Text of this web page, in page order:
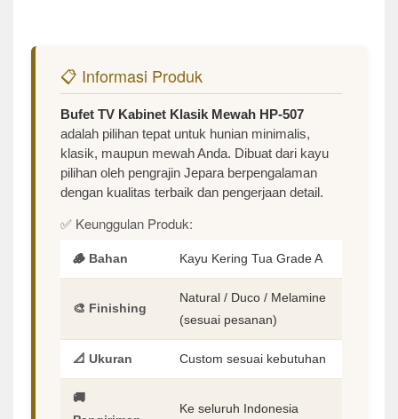
📋 Informasi Produk
Bufet TV Kabinet Klasik Mewah HP-507
adalah pilihan tepat untuk hunian minimalis,
klasik, maupun mewah Anda. Dibuat dari kayu
pilihan oleh pengrajin Jepara berpengalaman
dengan kualitas terbaik dan pengerjaan detail.
✅ Keunggulan Produk:
🪵 Bahan Kayu Kering Tua Grade A
🎨 Finishing
Natural / Duco / Melamine
(sesuai pesanan)
📐 Ukuran Custom sesuai kebutuhan
🚚
Ke seluruh Indonesia